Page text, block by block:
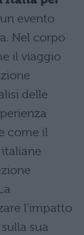
evento
Nel corpo
il viaggio
delle
come il
l’impatto
sua